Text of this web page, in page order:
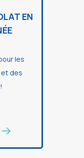
EN
les
et des